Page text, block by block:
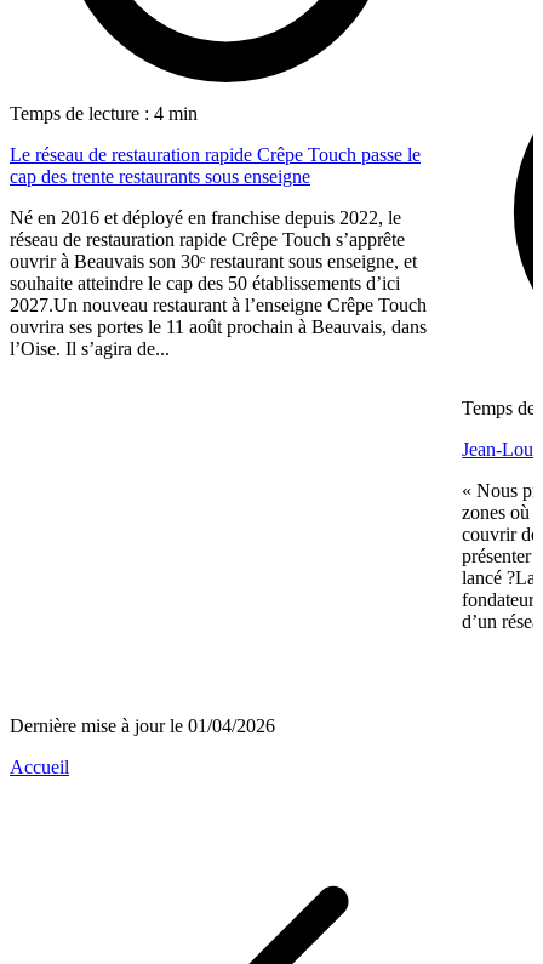
Temps de lecture : 4 min
Le réseau de restauration rapide Crêpe Touch passe le
cap des trente restaurants sous enseigne
Né en 2016 et déployé en franchise depuis 2022, le
réseau de restauration rapide Crêpe Touch s’apprête
ouvrir à Beauvais son 30ᵉ restaurant sous enseigne, et
souhaite atteindre le cap des 50 établissements d’ici
2027.Un nouveau restaurant à l’enseigne Crêpe Touch
ouvrira ses portes le 11 août prochain à Beauvais, dans
l’Oise. Il s’agira de...
Temps de
Jean-
« Nous
zones où
couvrir de
présenter
lancé ?La
d’un
Dernière mise à jour le 01/04/2026
Accueil